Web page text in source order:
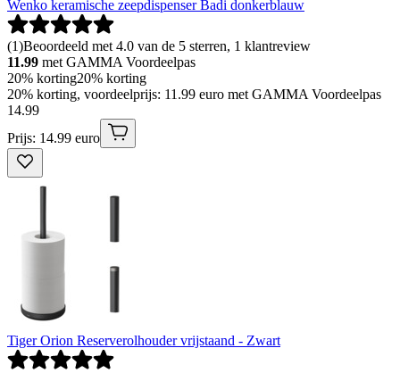
Wenko keramische zeepdispenser Badi donkerblauw
(1)Beoordeeld met 4.0 van de 5 sterren, 1 klantreview
11.99 met GAMMA Voordeelpas
20% korting20% korting
20% korting, voordeelprijs: 11.99 euro met GAMMA Voordeelpas
14.99
Prijs: 14.99 euro
Tiger Orion Reserverolhouder vrijstaand - Zwart